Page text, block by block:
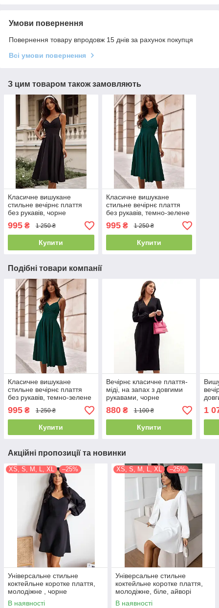
Умови повернення
Повернення товару впродовж 15 днів за рахунок покупця
Всі умови повернення
З цим товаром також замовляють
Класичне вишукане
стильне вечірнє плаття
без рукавів, чорне
995 ₴ 1 250 ₴
Купити
Класичне вишукане
стильне вечірнє плаття
без рукавів, темно-зелене
995₴ 1 250 ₴
Купити
Подібні товари компанії
Класичне вишукане
стильне вечірнє плаття
без рукавів, темно-зелене
995 ₴ 1 250 ₴
Купити
Вечірнє класичне плаття-
міді, на запах з довгими
рукавами, чорне
880₴ 1 100 ₴
Купити
1
Акційні пропозиції та новинки
XS, S, M, L, XL –25%
Універсальне стильне
коктейльне коротке плаття,
молодіжне , чорне
В наявності
XS, S, M, L, XL –25%
Універсальне стильне
коктейльне коротке плаття,
молодіжне, біле, айворі
В наявності